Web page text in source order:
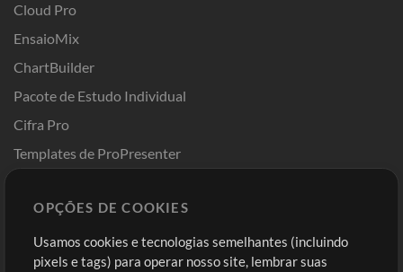
Cloud Pro
EnsaioMix
ChartBuilder
Pacote de Estudo Individual
Cifra Pro
Templates de ProPresenter
Comprar Créditos
Entre
OPÇÕES DE COOKIES
Usamos cookies e tecnologias semelhantes (incluindo
pixels e tags) para operar nosso site, lembrar suas